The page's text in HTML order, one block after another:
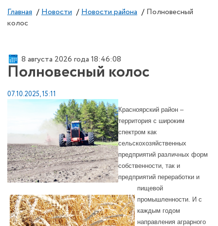
Главная / Новости / Новости района / Полновесный
колос
8 августа 2026 года 18:46:08
Полновесный колос
07.10.2025, 15:11
Красноярский район –
территория с широким
спектром как
сельскохозяйственных
предприятий различных форм
собственности, так и
предприятий переработки и
пищевой
промышленности. И с
каждым годом
направления аграрного